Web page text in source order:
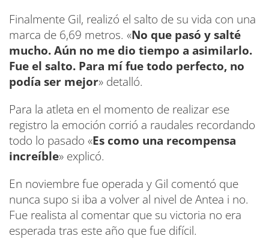
Finalmente Gil, realizó el salto de su vida con una
marca de 6,69 metros. «No que pasó y salté
mucho. Aún no me dio tiempo a asimilarlo.
Fue el salto. Para mí fue todo perfecto, no
podía ser mejor» detalló.
Para la atleta en el momento de realizar ese
registro la emoción corrió a raudales recordando
todo lo pasado «Es como una recompensa
increíble» explicó.
En noviembre fue operada y Gil comentó que
nunca supo si iba a volver al nivel de Antea i no.
Fue realista al comentar que su victoria no era
esperada tras este año que fue difícil.